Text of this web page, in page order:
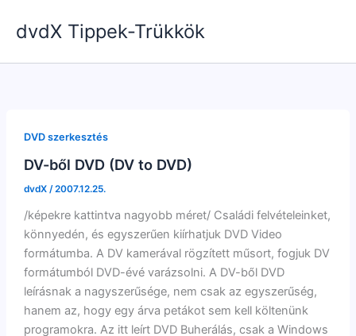
dvdX Tippek-Trükkök
DVD szerkesztés
DV-ből DVD (DV to DVD)
dvdX /2007.12.25.
/képekre kattintva nagyobb méret/ Családi felvételeinket,
könnyedén, és egyszerűen kiírhatjuk DVD Video
formátumba. A DV kamerával rögzített műsort, fogjuk DV
formátumból DVD-évé varázsolni. A DV-ből DVD
leírásnak a nagyszerűsége, nem csak az egyszerűség,
hanem az, hogy egy árva petákot sem kell költenünk
programokra. Az itt leírt DVD Buherálás, csak a Windows